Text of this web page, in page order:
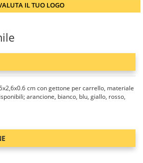
IL TUO LOGO
cm con gettone per carrello, materiale
arancione, bianco, blu, giallo, rosso,